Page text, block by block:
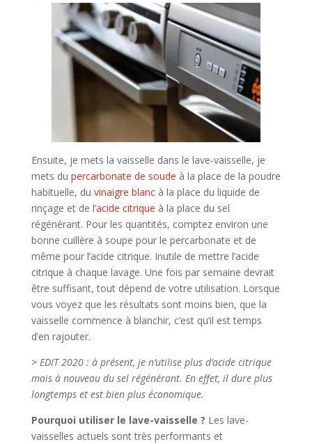
Ensuite, je mets la vaisselle dans le lave-vaisselle, je
mets du percarbonate de soude à la place de la poudre
habituelle, du vinaigre blancà la place du liquide de
rinçage et de l’acide citrique à la place du sel
régénérant. Pour les quantités, comptez environ une
bonne cuillère à soupe pour le percarbonate et de
même pour l’acide citrique. Inutile de mettre l’acide
citrique à chaque lavage. Une fois par semaine devrait
être suffisant, tout dépend de votre utilisation. Lorsque
vous voyez que les résultats sont moins bien, que la
vaisselle commence à blanchir, c’est qu’il est temps
d’en rajouter.
> EDIT 2020 : à présent, je n’utilise plus d’acide citrique
mais à nouveau du sel régénérant. En effet, il dure plus
longtemps et est bien plus économique.
Pourquoi utiliser le lave-vaisselle ? Les lave-
vaisselles actuels sont très performants et